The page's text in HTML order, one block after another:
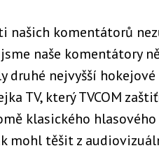
našich komentátorů
naše komentátory
nejvyšší hokejové
TV, který TVCOM
klasického
mohl těšit z